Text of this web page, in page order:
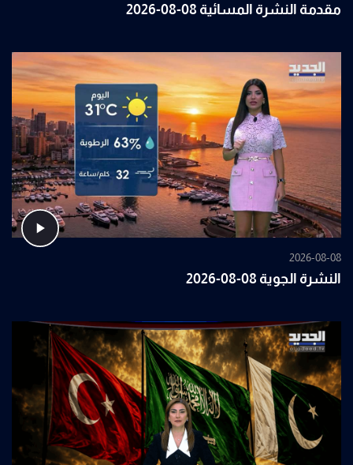
مقدمة النشرة المسائية 08-08-2026
2026-08-08
النشرة الجوية 08-08-2026